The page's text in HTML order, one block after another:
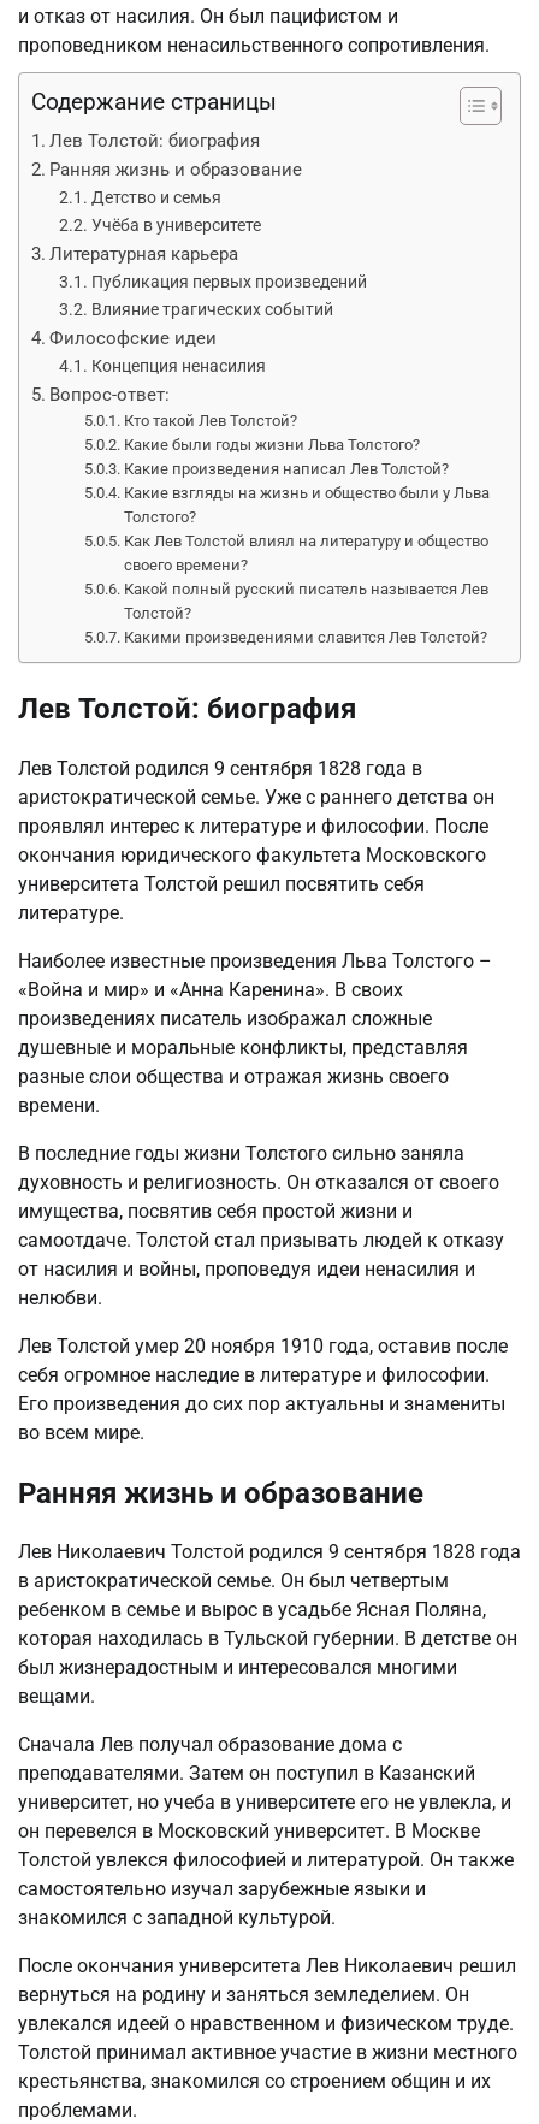
и отказ от насилия. Он был пацифистом и
проповедником ненасильственного сопротивления.
Содержание страницы
Лев Толстой: биография
Ранняя жизнь и образование
Детство и семья
Учёба в университете
Литературная карьера
Публикация первых произведений
Влияние трагических событий
Философские идеи
Концепция ненасилия
Вопрос-ответ:
Кто такой Лев Толстой?
Какие были годы жизни Льва Толстого?
Какие произведения написал Лев Толстой?
Какие взгляды на жизнь и общество были у Льва
Толстого?
Как Лев Толстой влиял на литературу и общество
своего времени?
Какой полный русский писатель называется Лев
Толстой?
Какими произведениями славится Лев Толстой?
Лев Толстой: биография
Лев Толстой родился 9 сентября 1828 года в
аристократической семье. Уже с раннего детства он
проявлял интерес к литературе и философии. После
окончания юридического факультета Московского
университета Толстой решил посвятить себя
литературе.
Наиболее известные произведения Льва Толстого –
«Война и мир» и «Анна Каренина». В своих
произведениях писатель изображал сложные
душевные и моральные конфликты, представляя
разные слои общества и отражая жизнь своего
времени.
В последние годы жизни Толстого сильно заняла
духовность и религиозность. Он отказался от своего
имущества, посвятив себя простой жизни и
самоотдаче. Толстой стал призывать людей к отказу
от насилия и войны, проповедуя идеи ненасилия и
нелюбви.
Лев Толстой умер 20 ноября 1910 года, оставив после
себя огромное наследие в литературе и философии.
Его произведения до сих пор актуальны и знамениты
во всем мире.
Ранняя жизнь и образование
Лев Николаевич Толстой родился 9 сентября 1828 года
в аристократической семье. Он был четвертым
ребенком в семье и вырос в усадьбе Ясная Поляна,
которая находилась в Тульской губернии. В детстве он
был жизнерадостным и интересовался многими
вещами.
Сначала Лев получал образование дома с
преподавателями. Затем он поступил в Казанский
университет, но учеба в университете его не увлекла, и
он перевелся в Московский университет. В Москве
Толстой увлекся философией и литературой. Он также
самостоятельно изучал зарубежные языки и
знакомился с западной культурой.
После окончания университета Лев Николаевич решил
вернуться на родину и заняться земледелием. Он
увлекался идеей о нравственном и физическом труде.
Толстой принимал активное участие в жизни местного
крестьянства, знакомился со строением общин и их
проблемами.